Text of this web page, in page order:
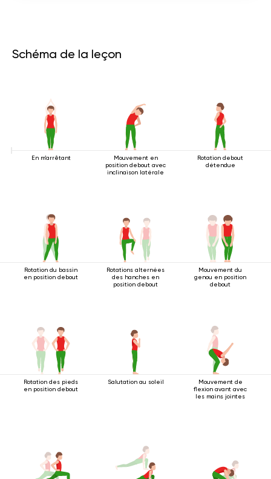
Schéma de la leçon
En m'arrêtant
Mouvement en
position debout avec
inclinaison latérale
Rotation debout
détendue
Rotation du bassin
en position debout
Rotations alternées
des hanches en
position debout
Mouvement du
genou en position
debout
Rotation des pieds
en position debout
Salutation au soleil
Mouvement de
flexion avant avec
les mains jointes